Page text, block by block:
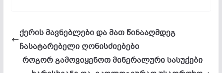
ქერის მავნებლები და მათ წინააღმდეგ
ჩასატარებელი ღონისძიებები
როგორ გამოვიყენოთ მინერალური სასუქები